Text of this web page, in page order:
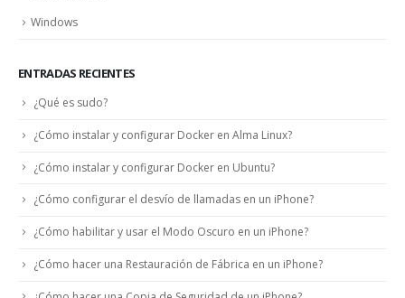
Windows
ENTRADAS RECIENTES
¿Qué es sudo?
¿Cómo instalar y configurar Docker en Alma Linux?
¿Cómo instalar y configurar Docker en Ubuntu?
¿Cómo configurar el desvío de llamadas en un iPhone?
¿Cómo habilitar y usar el Modo Oscuro en un iPhone?
¿Cómo hacer una Restauración de Fábrica en un iPhone?